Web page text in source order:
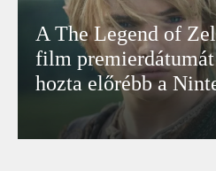
A The Legend of
film
hozta előrébb a